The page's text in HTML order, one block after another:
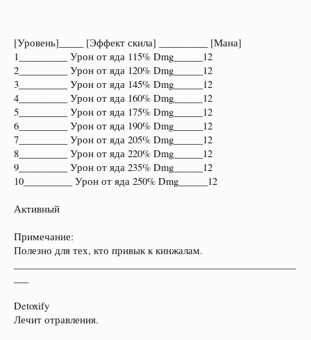
[Уровень]_____ [Эффект скила] __________ [Мана]
1__________ Урон от яда 115% Dmg______12
2__________ Урон от яда 120% Dmg______12
3__________ Урон от яда 145% Dmg______12
4__________ Урон от яда 160% Dmg______12
5__________ Урон от яда 175% Dmg______12
6__________ Урон от яда 190% Dmg______12
7__________ Урон от яда 205% Dmg______12
8__________ Урон от яда 220% Dmg______12
9__________ Урон от яда 235% Dmg______12
10__________ Урон от яда 250% Dmg______12
Активный
Примечание:
Полезно для тех, кто привык к кинжалам.
Detoxify
Лечит отравления.